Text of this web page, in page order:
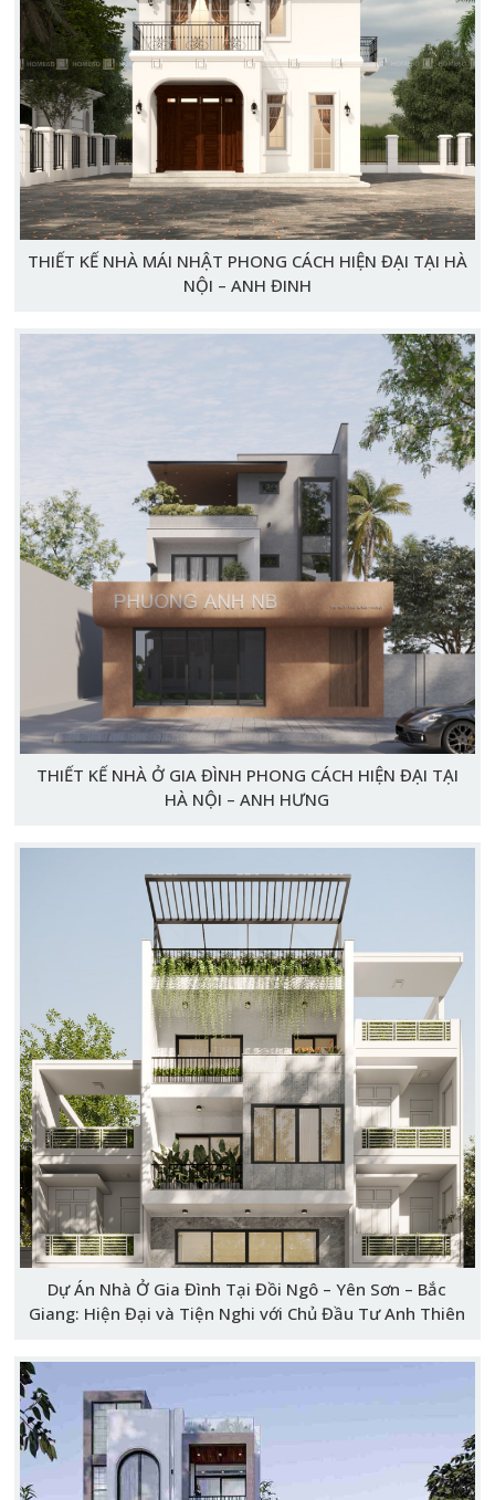
THIẾT KẾ NHÀ MÁI NHẬT PHONG CÁCH HIỆN ĐẠI TẠI HÀ
NỘI – ANH ĐINH
THIẾT KẾ NHÀ Ở GIA ĐÌNH PHONG CÁCH HIỆN ĐẠI TẠI
HÀ NỘI – ANH HƯNG
Dự Án Nhà Ở Gia Đình Tại Đồi Ngô – Yên Sơn – Bắc
Giang: Hiện Đại và Tiện Nghi với Chủ Đầu Tư Anh Thiên